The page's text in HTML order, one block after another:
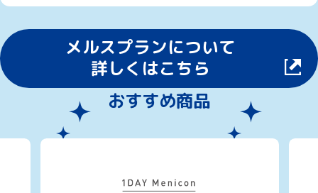
メルスプランについて
詳しくはこちら
おすすめ商品